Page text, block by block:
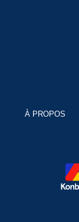
À PROPOS